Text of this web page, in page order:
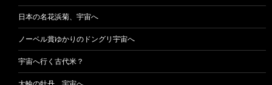
日本の名花浜菊、宇宙へ
ノーベル賞ゆかりのドングリ宇宙へ
宇宙へ行く古代米？